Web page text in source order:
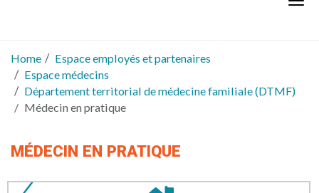
Home
Espace employés et partenaires
Espace médecins
Département territorial de médecine familiale (DTMF)
Médecin en pratique
MÉDECIN EN PRATIQUE